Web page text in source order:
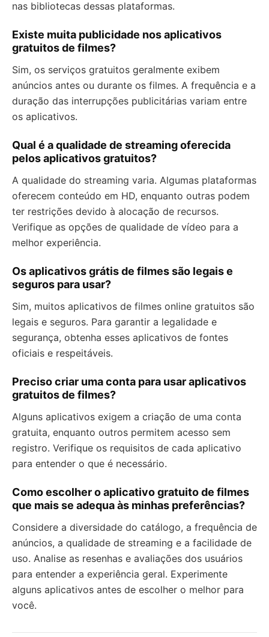
nas bibliotecas dessas plataformas.
Existe muita publicidade nos aplicativos
gratuitos de filmes?
Sim, os serviços gratuitos geralmente exibem
anúncios antes ou durante os filmes. A frequência e a
duração das interrupções publicitárias variam entre
os aplicativos.
Qual é a qualidade de streaming oferecida
pelos aplicativos gratuitos?
A qualidade do streaming varia. Algumas plataformas
oferecem conteúdo em HD, enquanto outras podem
ter restrições devido à alocação de recursos.
Verifique as opções de qualidade de vídeo para a
melhor experiência.
Os aplicativos grátis de filmes são legais e
seguros para usar?
Sim, muitos aplicativos de filmes online gratuitos são
legais e seguros. Para garantir a legalidade e
segurança, obtenha esses aplicativos de fontes
oficiais e respeitáveis.
Preciso criar uma conta para usar aplicativos
gratuitos de filmes?
Alguns aplicativos exigem a criação de uma conta
gratuita, enquanto outros permitem acesso sem
registro. Verifique os requisitos de cada aplicativo
para entender o que é necessário.
Como escolher o aplicativo gratuito de filmes
que mais se adequa às minhas preferências?
Considere a diversidade do catálogo, a frequência de
anúncios, a qualidade de streaming e a facilidade de
uso. Analise as resenhas e avaliações dos usuários
para entender a experiência geral. Experimente
alguns aplicativos antes de escolher o melhor para
você.